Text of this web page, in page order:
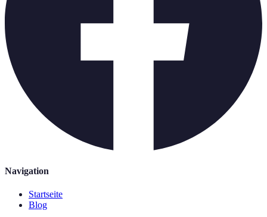
Navigation
Startseite
Blog